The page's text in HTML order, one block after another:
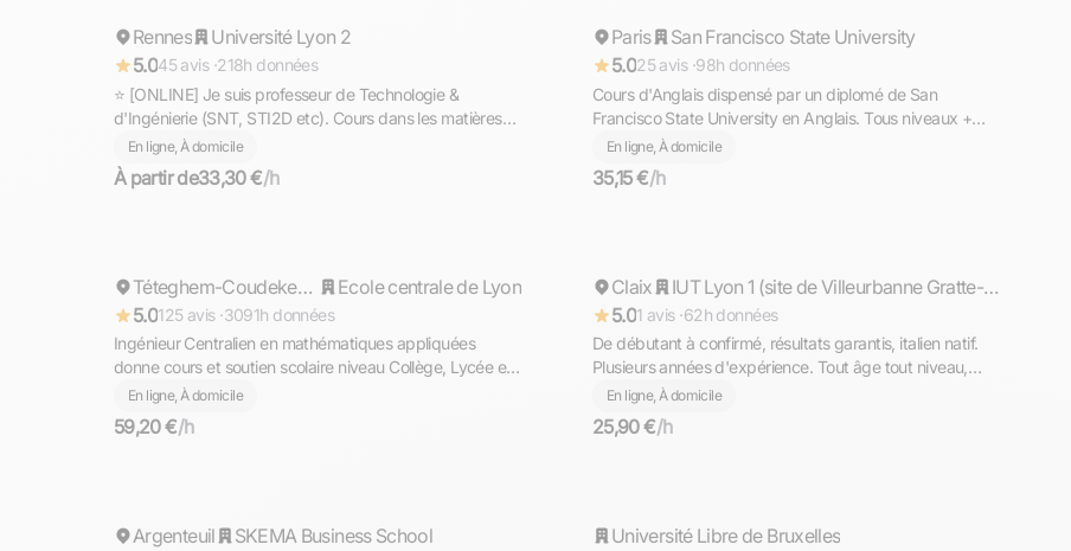
Répond rapidement
Rennes
Université Lyon 2
5.045 avis ·218h données
⭐ [ONLINE] Je suis professeur de Technologie &
d'Ingénierie (SNT, STI2D etc). Cours dans les matières
scientifiques (technologie, sciences et vie de la terre,
mathématiques, physique et chimie, EPI.
En ligne, À domicile
À partir de33,30 €/h
Répond rapidement
Paris
San Francisco State University
5.025 avis ·98h données
Cours d'Anglais dispensé par un diplomé de San
Francisco State University en Anglais. Tous niveaux +
TOEFL, TOEIC, GMAT
En ligne, À domicile
35,15 €/h
Répond rapidement Téteghem-Coudekerque-Village
Ecole centrale de Lyon
5.0125 avis ·3091h données
Ingénieur Centralien en mathématiques appliquées
donne cours et soutien scolaire niveau Collège, Lycée et
Supérieur (prépa)
En ligne, À domicile
59,20 €/h
Répond rapidement
Claix
IUT Lyon 1 (site de Villeurbanne Gratte-ciel)
5.01 avis ·62h données
De débutant à confirmé, résultats garantis, italien natif.
Plusieurs années d'expérience. Tout âge tout niveau,
diplômé du Bac avec Option Internationale Italien,
l'équivalent de la Maturità (bac italien)
En ligne, À domicile
25,90 €/h
Répond rapidement
Argenteuil
SKEMA Business School
Répond rapidement
Université Libre de Bruxelles